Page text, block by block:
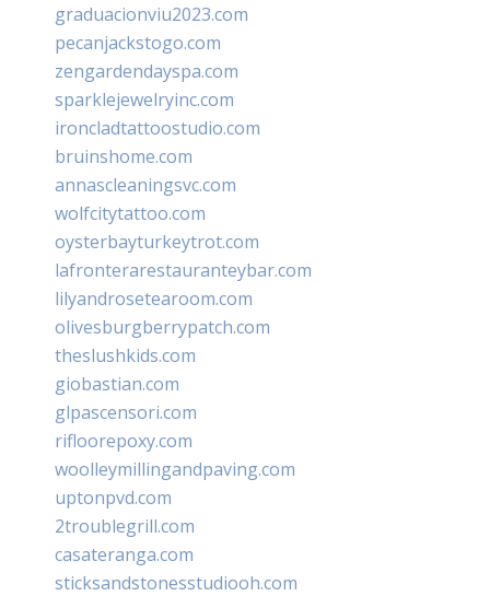
graduacionviu2023.com
pecanjackstogo.com
zengardendayspa.com
sparklejewelryinc.com
ironcladtattoostudio.com
bruinshome.com
annascleaningsvc.com
wolfcitytattoo.com
oysterbayturkeytrot.com
lafronterarestauranteybar.com
lilyandrosetearoom.com
olivesburgberrypatch.com
theslushkids.com
giobastian.com
glpascensori.com
rifloorepoxy.com
woolleymillingandpaving.com
uptonpvd.com
2troublegrill.com
casateranga.com
sticksandstonesstudiooh.com